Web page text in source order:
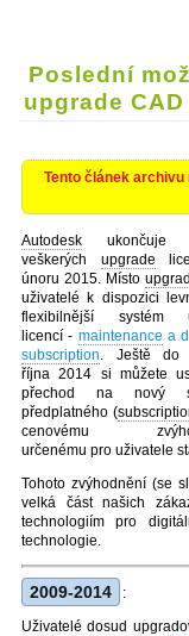
Poslední
upgrade
Tento článek
Autodesk ukončuje
veškerých upgrade
únoru 2015. Místo
uživatelé k dispozici
flexibilnější systém
licencí - maintenance a
subscription. Ještě do
října 2014 si můžete
přechod na nový
předplatného (
cenovému
určenému pro uživatele
Tohoto zvýhodnění (se
velká část našich
technologiím pro
technologie.
2009-2014
:
Uživatelé dosud